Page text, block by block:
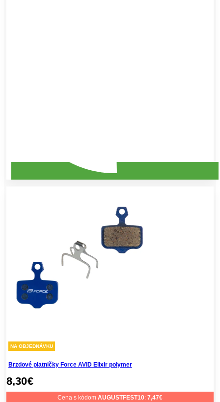
NA OBJEDNÁVKU
Brzdové platničky Force AVID Elixir polymer
8,30€
Cena s kódom AUGUSTFEST10: 7,47€